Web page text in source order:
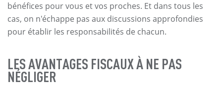
bénéfices pour vous et vos proches. Et dans tous les
cas, on n'échappe pas aux discussions approfondies
pour établir les responsabilités de chacun.
LES AVANTAGES FISCAUX À NE PAS
NÉGLIGER